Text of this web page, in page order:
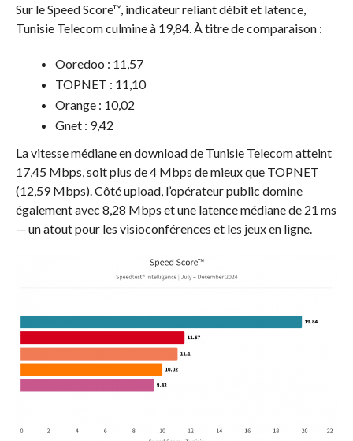
Sur le Speed Score™, indicateur reliant débit et latence,
Tunisie Telecom culmine à 19,84. À titre de comparaison :
Ooredoo : 11,57
TOPNET : 11,10
Orange : 10,02
Gnet : 9,42
La vitesse médiane en download de Tunisie Telecom atteint
17,45 Mbps, soit plus de 4 Mbps de mieux que TOPNET
(12,59 Mbps). Côté upload, l’opérateur public domine
également avec 8,28 Mbps et une latence médiane de 21 ms
— un atout pour les visioconférences et les jeux en ligne.